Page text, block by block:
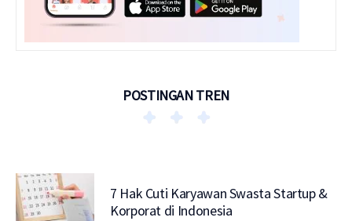
POSTINGAN TREN
7 Hak Cuti Karyawan Swasta Startup &
Korporat di Indonesia